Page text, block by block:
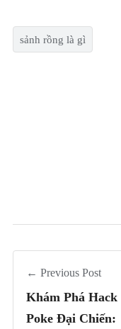
sảnh rồng là gì
← Previous Post
Khám Phá Hack
Poke Đại Chiến: